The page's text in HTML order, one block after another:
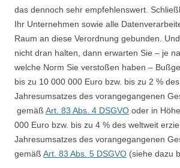
das dennoch sehr empfehlenswert.
Ihr Unternehmen sowie alle
Raum an diese Verordnung gebunden.
nicht dran halten, dann erwarten Sie – je
welche Norm Sie verstoßen haben –
bis zu 10 000 000 Euro bzw. bis zu 2 %
Jahresumsatzes des vorangegangenen
gemäß Art. 83 Abs. 4 DSGVO oder in
000 Euro bzw. bis zu 4 % des weltweit
Jahresumsatzes des vorangegangenen
gemäß Art. 83 Abs. 5 DSGVO (siehe dazu